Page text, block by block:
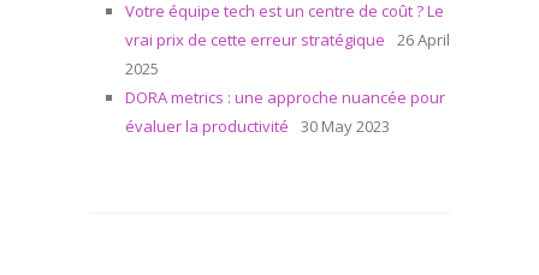
Votre équipe tech est un centre de coût ? Le
vrai prix de cette erreur stratégique
26 April
2025
DORA metrics : une approche nuancée pour
évaluer la productivité
30 May 2023